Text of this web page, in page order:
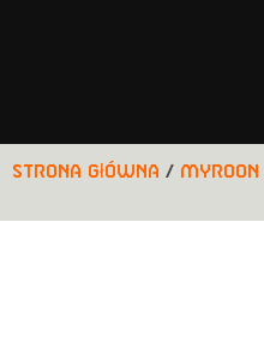
Strona główna / MYROON